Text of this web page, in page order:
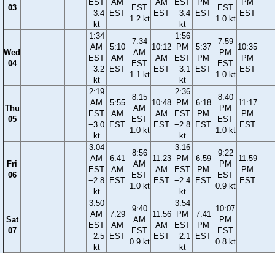
03
EST
−3.4
kt
AM
EST
EST
1.2 kt
AM
EST
EST
−3.4
kt
PM
EST
EST
1.0 kt
PM
EST
Wed
04
1:34
AM
EST
−3.2
kt
5:10
AM
EST
7:34
AM
EST
1.1 kt
10:12
AM
EST
1:56
PM
EST
−3.1
kt
5:37
PM
EST
7:59
PM
EST
1.0 kt
10:35
PM
EST
Thu
05
2:19
AM
EST
−3.0
kt
5:55
AM
EST
8:15
AM
EST
1.0 kt
10:48
AM
EST
2:36
PM
EST
−2.8
kt
6:18
PM
EST
8:40
PM
EST
1.0 kt
11:17
PM
EST
Fri
06
3:04
AM
EST
−2.8
kt
6:41
AM
EST
8:56
AM
EST
1.0 kt
11:23
AM
EST
3:16
PM
EST
−2.4
kt
6:59
PM
EST
9:22
PM
EST
0.9 kt
11:59
PM
EST
Sat
07
3:50
AM
EST
−2.5
kt
7:29
AM
EST
9:40
AM
EST
0.9 kt
11:56
AM
EST
3:54
PM
EST
−2.1
kt
7:41
PM
EST
10:07
PM
EST
0.8 kt